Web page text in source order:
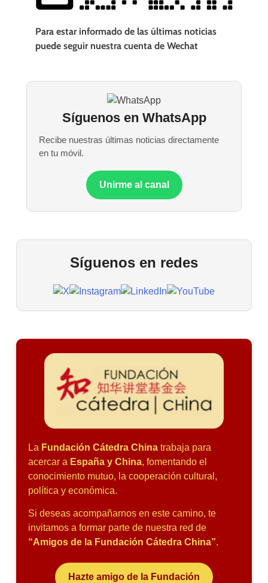
Para estar informado de las últimas noticias
puede seguir nuestra cuenta de Wechat
Síguenos en WhatsApp
Recibe nuestras últimas noticias directamente
en tu móvil.
Unirme al canal
Síguenos en redes
La Fundación Cátedra China trabaja para
acercar a España y China, fomentando el
conocimiento mutuo, la cooperación cultural,
política y económica.
Si deseas acompañarnos en este camino, te
invitamos a formar parte de nuestra red de
“Amigos de la Fundación Cátedra China”.
Hazte amigo de la Fundación